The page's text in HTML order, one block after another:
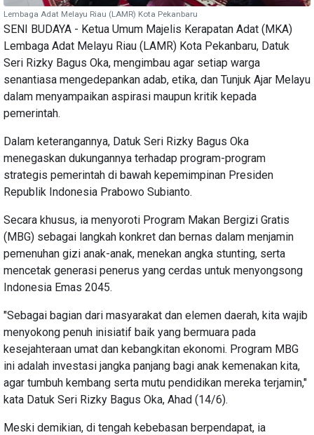
Lembaga Adat Melayu Riau (LAMR) Kota Pekanbaru
SENI BUDAYA - Ketua Umum Majelis Kerapatan Adat (MKA)
Lembaga Adat Melayu Riau (LAMR) Kota Pekanbaru, Datuk
Seri Rizky Bagus Oka, mengimbau agar setiap warga
senantiasa mengedepankan adab, etika, dan Tunjuk Ajar Melayu
dalam menyampaikan aspirasi maupun kritik kepada
pemerintah.
Dalam keterangannya, Datuk Seri Rizky Bagus Oka
menegaskan dukungannya terhadap program-program
strategis pemerintah di bawah kepemimpinan Presiden
Republik Indonesia Prabowo Subianto.
Secara khusus, ia menyoroti Program Makan Bergizi Gratis
(MBG) sebagai langkah konkret dan bernas dalam menjamin
pemenuhan gizi anak-anak, menekan angka stunting, serta
mencetak generasi penerus yang cerdas untuk menyongsong
Indonesia Emas 2045.
"Sebagai bagian dari masyarakat dan elemen daerah, kita wajib
menyokong penuh inisiatif baik yang bermuara pada
kesejahteraan umat dan kebangkitan ekonomi. Program MBG
ini adalah investasi jangka panjang bagi anak kemenakan kita,
agar tumbuh kembang serta mutu pendidikan mereka terjamin,"
kata Datuk Seri Rizky Bagus Oka, Ahad (14/6).
Meski demikian, di tengah kebebasan berpendapat, ia